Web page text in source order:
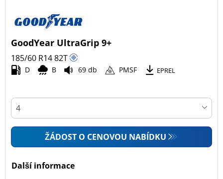
GoodYear UltraGrip 9+
185/60 R1482T
D B 69 db PMSF EPREL
ŽÁDOST O CENOVOU NABÍDKU
Další informace